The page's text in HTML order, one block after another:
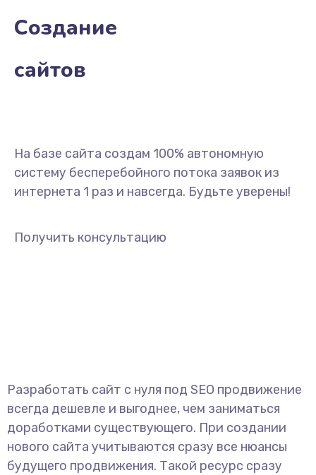
Создание
сайтов
На базе сайта создам 100% автономную
систему бесперебойного потока заявок из
интернета 1 раз и навсегда. Будьте уверены!
Получить консультацию
Разработать сайт с нуля под SEO продвижение
всегда дешевле и выгоднее, чем заниматься
доработками существующего. При создании
нового сайта учитываются сразу все нюансы
будущего продвижения. Такой ресурс сразу